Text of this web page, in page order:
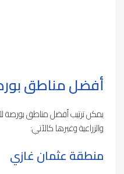
أفضل مناطق
يمكن ترتيب أفضل مناطق بورصة
والزراعية وغيرها كالآتي:
منطقة عثمان غازي